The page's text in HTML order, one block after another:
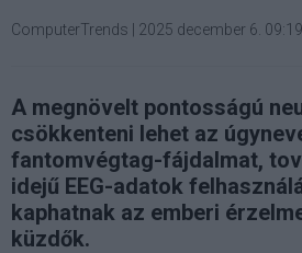
ComputerTrends 2025 december 6. 09:19
A megnövelt pontosságú
csökkenteni lehet az
fantomvégtag-fájdalmat,
idejű EEG-adatok
kaphatnak az emberi
küzdők.